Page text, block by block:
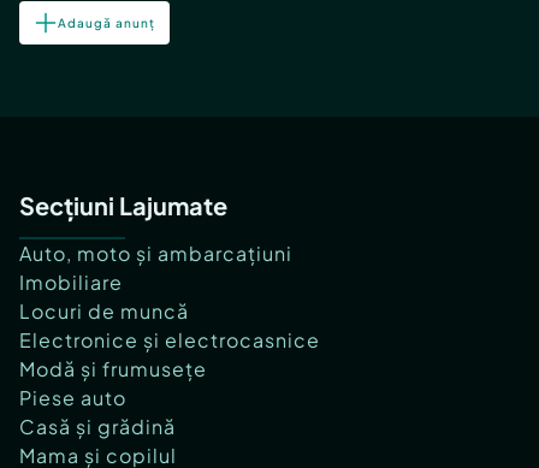
Adaugă anunț
Secțiuni Lajumate
Auto, moto și ambarcațiuni
Imobiliare
Locuri de muncă
Electronice și electrocasnice
Modă și frumusețe
Piese auto
Casă și grădină
Mama și copilul